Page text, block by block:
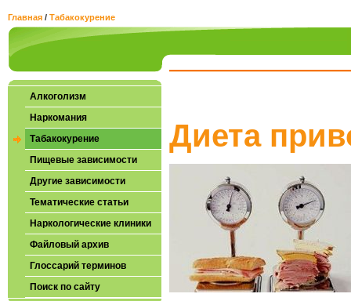
Главная / Табакокурение
Алкоголизм
Наркомания
Табакокурение
Пищевые зависимости
Другие зависимости
Тематические статьи
Наркологические клиники
Файловый архив
Глоссарий терминов
Поиск по сайту
Диета